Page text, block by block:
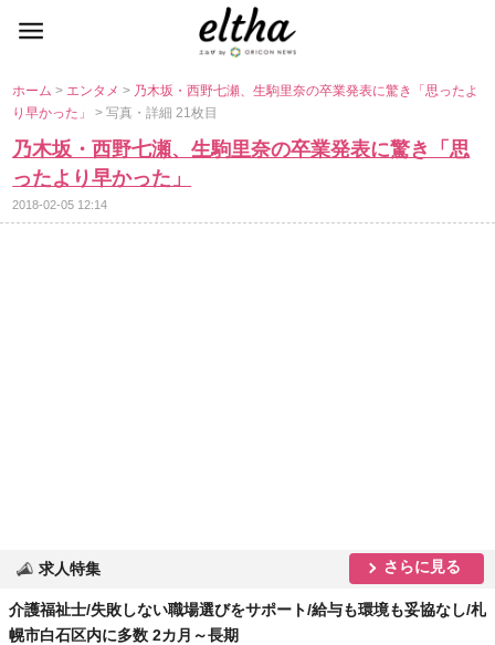
ホーム> エンタメ> 乃木坂・西野七瀬、生駒里奈の卒業発表に驚き「思ったよ
り早かった」> 写真・詳細 21枚目
乃木坂・西野七瀬、生駒里奈の卒業発表に驚き「思
ったより早かった」
2018-02-05 12:14
求人特集 さらに見る
介護福祉士/失敗しない職場選びをサポート/給与も環境も妥協なし/札
幌市白石区内に多数 2カ月～長期